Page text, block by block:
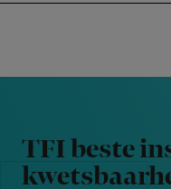
navigation
content
Nursing
TFI beste